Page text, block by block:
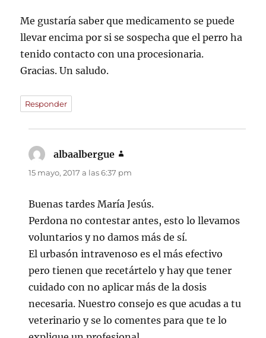
Me gustaría saber que medicamento se puede
llevar encima por si se sospecha que el perro ha
tenido contacto con una procesionaria.
Gracias. Un saludo.
Responder
albaalbergue
15 mayo, 2017 a las 6:37 pm
Buenas tardes María Jesús.
Perdona no contestar antes, esto lo llevamos
voluntarios y no damos más de sí.
El urbasón intravenoso es el más efectivo
pero tienen que recetártelo y hay que tener
cuidado con no aplicar más de la dosis
necesaria. Nuestro consejo es que acudas a tu
veterinario y se lo comentes para que te lo